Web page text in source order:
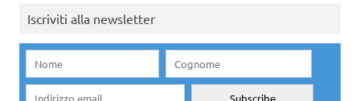
Iscriviti alla newsletter